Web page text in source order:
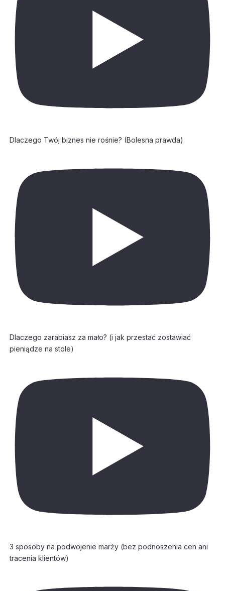
Dlaczego Twój biznes nie rośnie? (Bolesna prawda)
Dlaczego zarabiasz za mało? (i jak przestać zostawiać
pieniądze na stole)
3 sposoby na podwojenie marży (bez podnoszenia cen ani
tracenia klientów)